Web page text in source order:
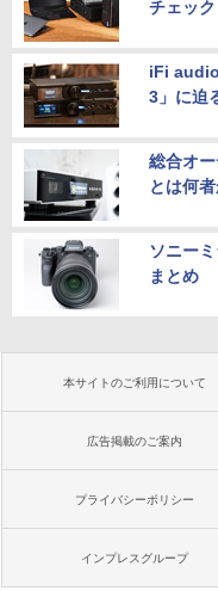
チェック
iFi
3」に迫
総合オ
とは何者
ソニー
まとめ
本サイトのご利用について
広告掲載のご案内
プライバシーポリシー
インプレスグループ